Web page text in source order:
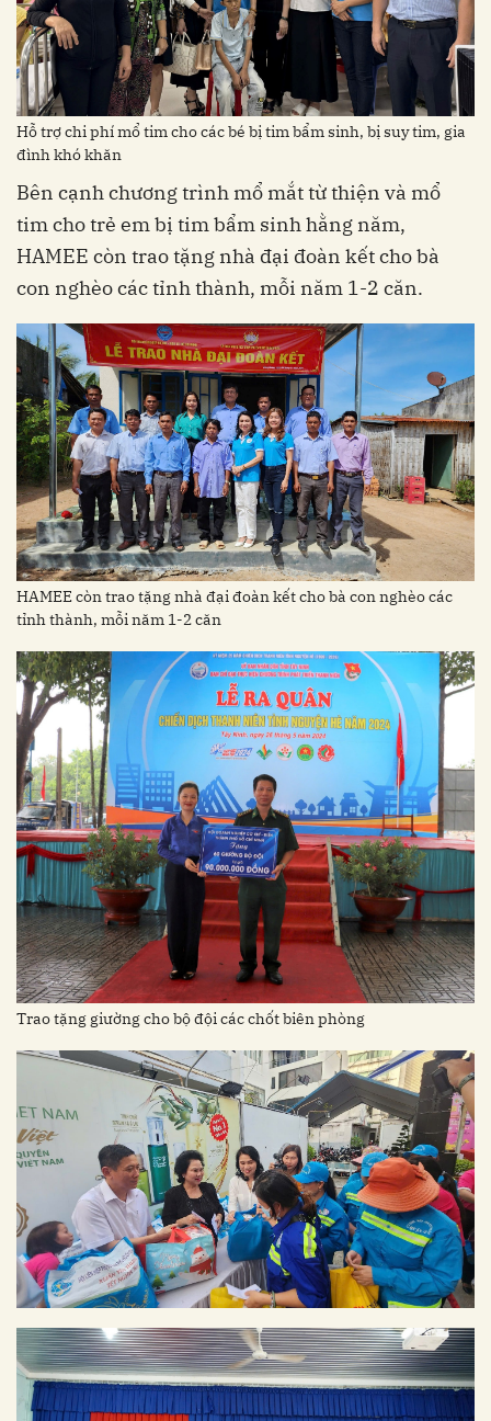
Hỗ trợ chi phí mổ tim cho các bé bị tim bẩm sinh, bị suy tim, gia
đình khó khăn
Bên cạnh chương trình mổ mắt từ thiện và mổ
tim cho trẻ em bị tim bẩm sinh hằng năm,
HAMEE còn trao tặng nhà đại đoàn kết cho bà
con nghèo các tỉnh thành, mỗi năm 1-2 căn.
HAMEE còn trao tặng nhà đại đoàn kết cho bà con nghèo các
tỉnh thành, mỗi năm 1-2 căn
Trao tặng giường cho bộ đội các chốt biên phòng